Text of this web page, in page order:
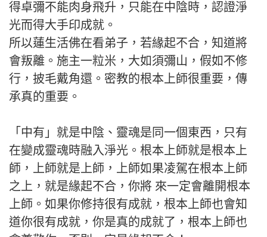
得卓彌不能肉身飛升，只能在中陰時，認證淨
光而得大手印成就。
所以蓮生活佛在看弟子，若緣起不合，知道將
會叛離。施主一粒米，大如須彌山，假如不修
行，披毛戴角還。密教的根本上師很重要，傳
承真的重要。
「中有」就是中陰、靈魂是同一個東西，只有
在變成靈魂時融入淨光。根本上師就是根本上
師，上師就是上師，上師如果凌駕在根本上師
之上，就是緣起不合，你將 來一定會離開根本
上師。如果你修持很有成就，根本上師也會知
道你很有成就，你是真的成就了，根本上師也